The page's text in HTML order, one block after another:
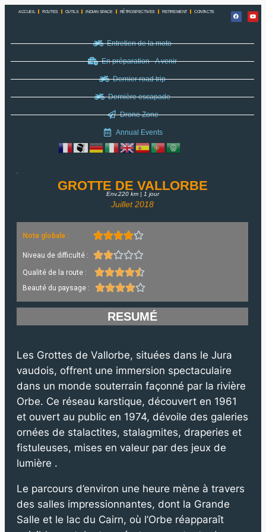
ACCUEIL ROUTES OUTILS INDIAN SPACE RÉTROSPECTIVES RETIREMENT CONTACTS
Entretien de la moto
En préparation - A venir
Dernier road trip
Dernière escapade
Drone Zone
Annual Events
GROTTE DE VALLORBE
Env.220 km | 1 jour
Juillet 2018
Note globale : 
Niveau de difficulté : 
Qualité de la route : 
Beauté du paysage : 
RESUMÉ
Les Grottes de Vallorbe, situées dans le Jura
vaudois, offrent une immersion spectaculaire
dans un monde souterrain façonné par la rivière
Orbe. Ce réseau karstique, découvert en 1961
et ouvert au public en 1974, dévoile des galeries
ornées de stalactites, stalagmites, draperies et
fistuleuses, mises en valeur par des jeux de
lumière .
Le parcours d’environ une heure mène à travers
des salles impressionnantes, dont la Grande
Salle et le lac du Cairn, où l’Orbe réapparaît